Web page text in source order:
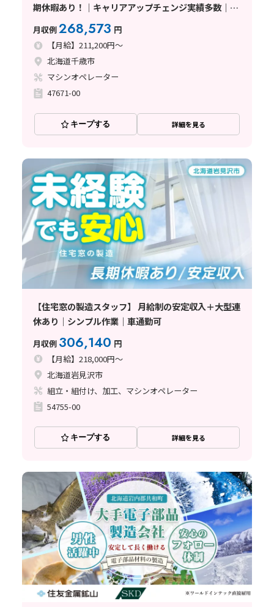
期休暇あり！｜キャリアアップチェンジ実績多数｜男
女活躍中！
月収例268,573 円
【月給】211,200円～
北海道千歳市
マシンオペレーター
47671-00
キープする 詳細を見る
【住宅窓の製造スタッフ】 月給制の安定収入＋大型連
休あり｜シンプル作業｜車通勤可
月収例 306,140 円
【月給】218,000円～
北海道岩見沢市
組立・組付け、加工、マシンオペレーター
54755-00
キープする 詳細を見る